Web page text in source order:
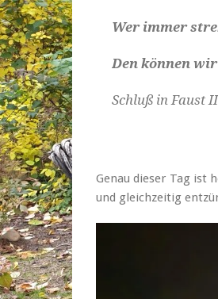
Wer immer
Den können
Schluß in Faust II
Genau dieser Tag ist
und gleichzeitig